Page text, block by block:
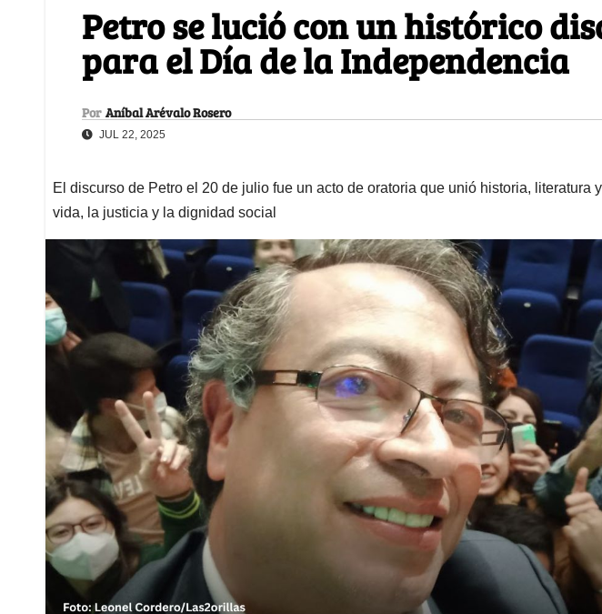
Petro se lució con un histórico
para el Día de la Independencia
Por Aníbal Arévalo Rosero
JUL 22, 2025
El discurso de Petro el 20 de julio fue un acto de oratoria que unió historia, literatura
vida, la justicia y la dignidad social